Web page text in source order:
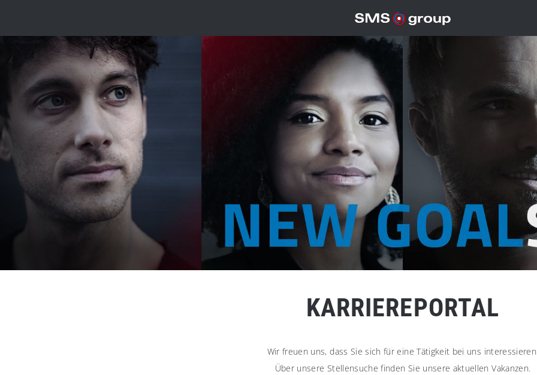
KARRIEREPORTAL
Wir freuen uns, dass Sie sich für eine Tätigkeit bei uns
Über unsere Stellensuche finden Sie unsere aktuellen Vakanzen.